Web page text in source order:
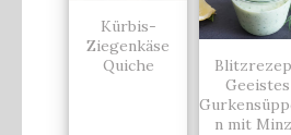
Kürbis-
Ziegenkäse
Quiche
Geeistes
n mit